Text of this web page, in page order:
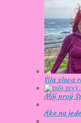
Sila slova
Môj prvý
Ako na